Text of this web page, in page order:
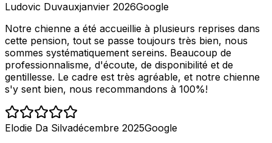
Ludovic Duvauxjanvier 2026Google
Notre chienne a été accueillie à plusieurs reprises dans
cette pension, tout se passe toujours très bien, nous
sommes systématiquement sereins. Beaucoup de
professionnalisme, d'écoute, de disponibilité et de
gentillesse. Le cadre est très agréable, et notre chienne
s'y sent bien, nous recommandons à 100%!
Elodie Da Silvadécembre 2025Google